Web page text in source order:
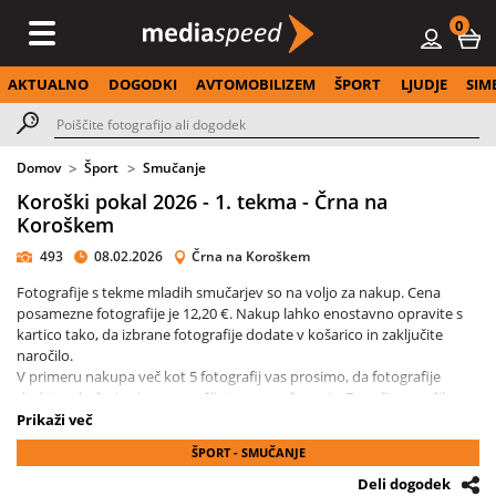
0
AKTUALNO DOGODKI AVTOMOBILIZEM ŠPORT LJUDJE
Domov Šport Smučanje
Koroški pokal 2026 - 1. tekma - Črna na
Koroškem
493 08.02.2026 Črna na Koroškem
Fotografije s tekme mladih smučarjev so na voljo za nakup. Cena
posamezne fotografije je 12,20 €. Nakup lahko enostavno opravite s
kartico tako, da izbrane fotografije dodate v košarico in zaključite
naročilo.
V primeru nakupa več kot 5 fotografij vas prosimo, da fotografije
dodate v košarico in nam pošljete povpraševanje. Za večja naročila
vam obračunamo 30 % popust. V tem primeru nakupa ne smete
zaključiti s plačilom s kartico, ampak z gumbom POŠLJI
Za člane SK MARIBOR so fotografije po znižanih cenah: fotografije
Prikaži več
ŠPORT - SMUČANJE
Deli dogodek